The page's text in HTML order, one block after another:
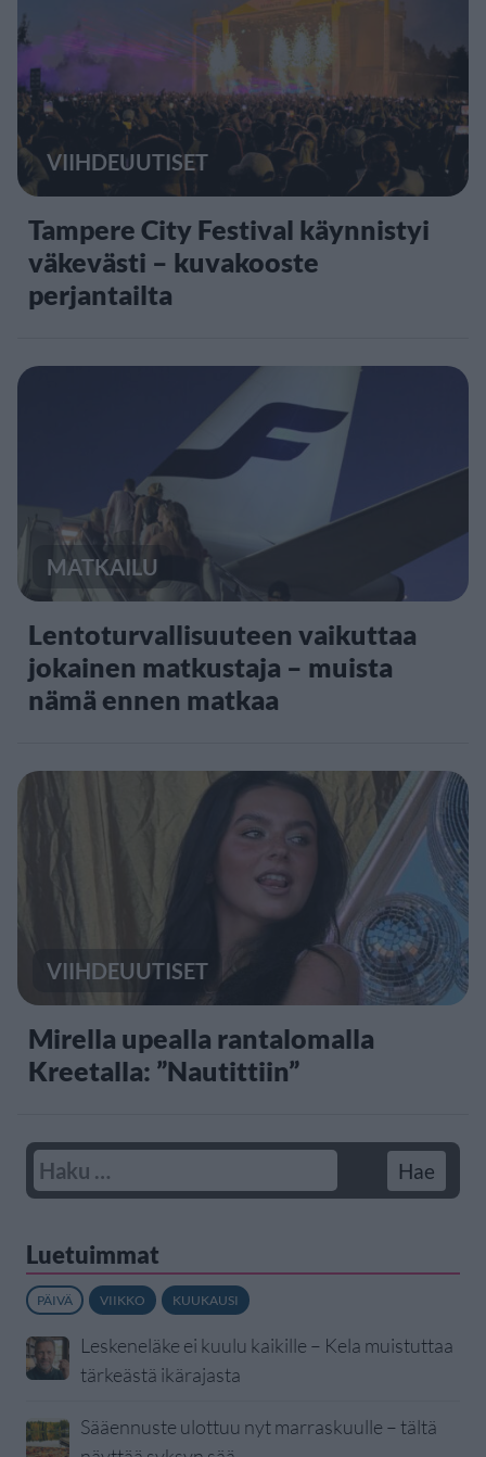
VIIHDEUUTISET
Tampere City Festival käynnistyi
väkevästi – kuvakooste
perjantailta
MATKAILU
Lentoturvallisuuteen vaikuttaa
jokainen matkustaja – muista
nämä ennen matkaa
VIIHDEUUTISET
Mirella upealla rantalomalla
Kreetalla: ”Nautittiin”
Luetuimmat
PÄIVÄ VIIKKO KUUKAUSI
Leskeneläke ei kuulu kaikille – Kela muistuttaa
tärkeästä ikärajasta
Sääennuste ulottuu nyt marraskuulle – tältä